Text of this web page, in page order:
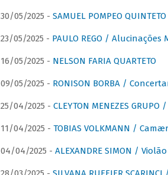
30/05/2025 - SAMUEL POMPEO
23/05/2025 - PAULO REGO / Alucinações
16/05/2025 - NELSON FARIA QUARTETO
09/05/2025 - RONISON BORBA /
25/04/2025 - CLEYTON MENEZES
11/04/2025 - TOBIAS VOLKMANN /
04/04/2025 - ALEXANDRE SIMON /